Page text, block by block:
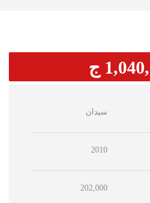
ج
سيدان
2010
202,000